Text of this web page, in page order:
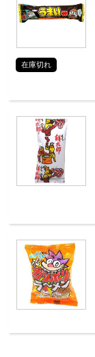
在庫切れ